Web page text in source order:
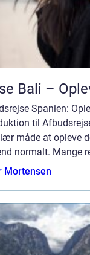
Bali –
Spanien:
til
måde at opleve
normalt. Mange
Mortensen